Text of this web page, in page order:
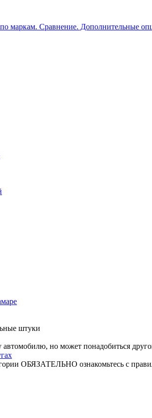
маркам. Сравнение. Дополнительные
штуки
но может понадобиться
ОБЯЗАТЕЛЬНО ознакомьтесь с